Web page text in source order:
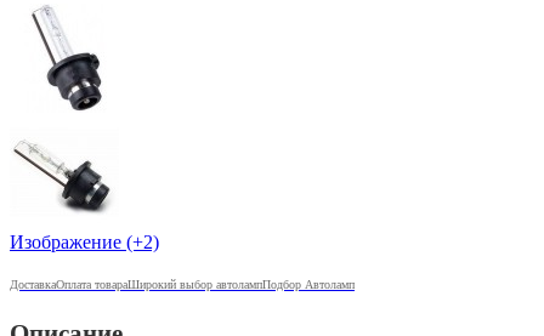
Изображение (+2)
ДоставкаОплата товараШирокий выбор автолампПодбор Автоламп